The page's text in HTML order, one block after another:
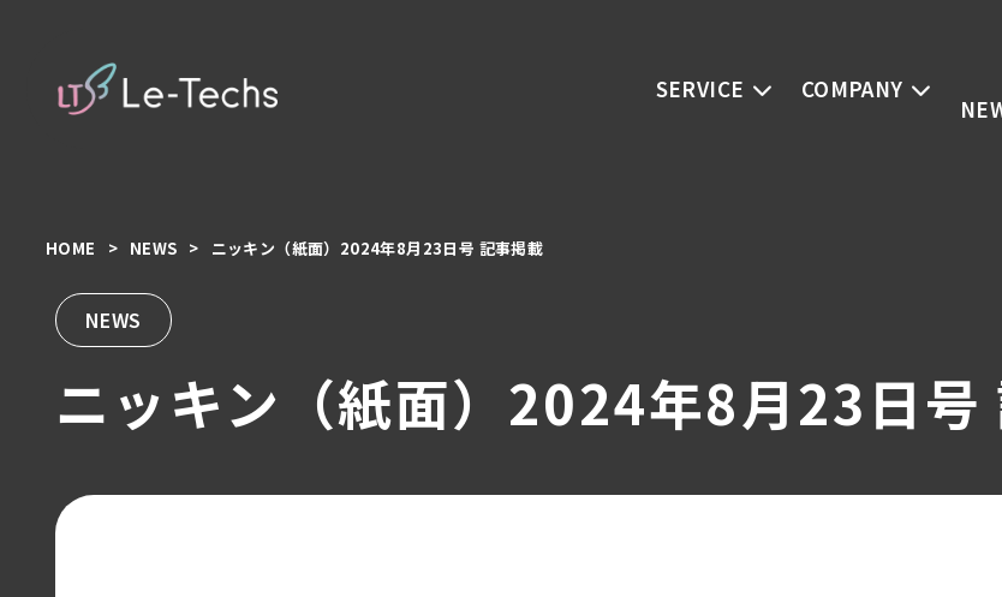
SERVICE COMPANY
ニッキン（紙面）2024年8月23日号
NEWS
HOME NEWS ニッキン（紙面）2024年8月23日号 記事掲載